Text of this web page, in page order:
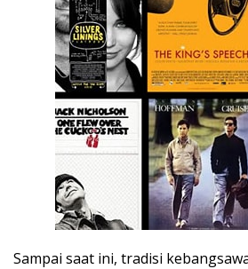
Sampai saat ini, tradisi